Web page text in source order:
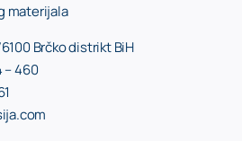
materijala
Brčko distrikt BiH
– 460